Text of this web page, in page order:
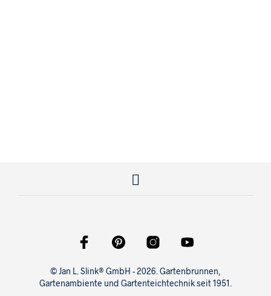
© Jan L. Slink® GmbH - 2026. Gartenbrunnen,
Gartenambiente und Gartenteichtechnik seit 1951.